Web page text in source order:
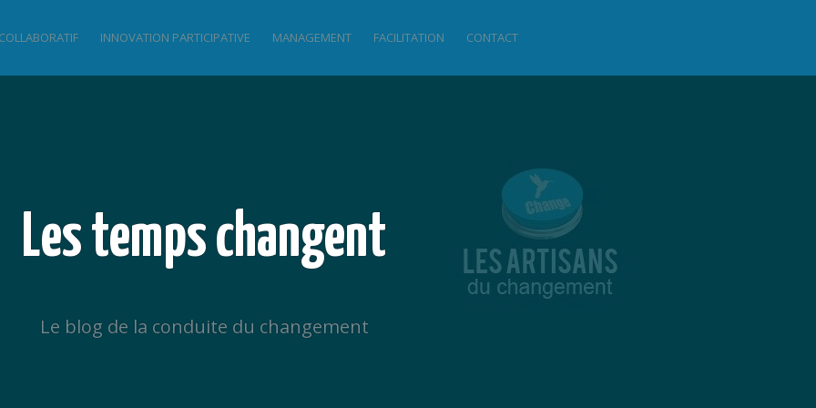
INNOVATION PARTICIPATIVE MANAGEMENT FACILITATION CONTACT
Les temps changent
Le blog de la conduite du changement